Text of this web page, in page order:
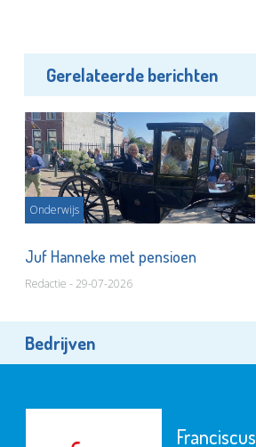
Gerelateerde berichten
Onderwijs
Juf Hanneke met pensioen
Redactie - 29-07-2026
Bedrijven
Franciscus